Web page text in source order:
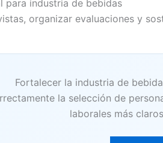
para industria de bebidas
organizar evaluaciones y
Fortalecer la industria de
la selección de
laborales más